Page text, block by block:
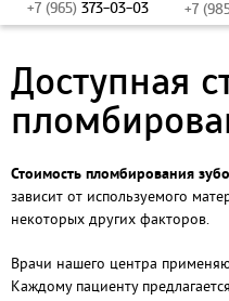
+7 (965) 373-03-03
+7
Доступная
Стоимость пломбирования
зависит от используемого
некоторых других факторов.
Врачи нашего центра
Каждому пациенту